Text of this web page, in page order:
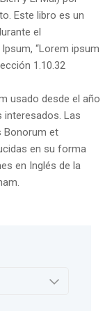
Este libro es un
el
“Lorem ipsum
1.10.32
usado desde el año
interesados. Las
Bonorum et
en su forma
en Inglés de la